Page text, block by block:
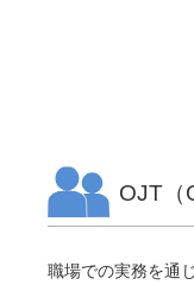
OJT（
職場での実務を通